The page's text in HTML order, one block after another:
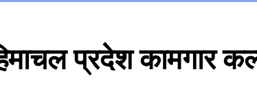
प्रदेश कामगार